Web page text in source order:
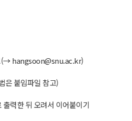
(→ hangsoon@snu.ac.kr)
은 붙임파일 참고)
출력한 뒤 오려서 이어붙이기